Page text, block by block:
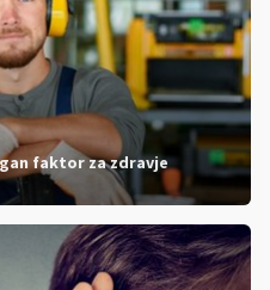
faktor za zdravje